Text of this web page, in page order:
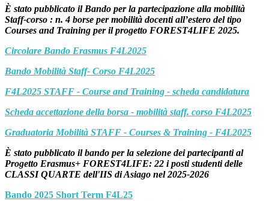
È stato pubblicato il Bando per la partecipazione alla mobilità
Staff-corso : n. 4 borse per mobilità docenti all’estero del tipo
Courses and Training per il progetto FOREST4LIFE 2025.
Circolare Bando Erasmus F4L2025
Bando Mobilità Staff- Corso F4L2025
F4L2025 STAFF - Course and Training - scheda candidatura
Scheda accettazione della borsa - mobilità staff. corso F4L2025
Graduatoria Mobilità STAFF - Courses & Training - F4L2025
È stato pubblicato il bando per la selezione dei partecipanti al
Progetto Erasmus+ FOREST4LIFE: 22 i posti studenti delle
CLASSI QUARTE dell'IIS di Asiago nel 2025-2026
Bando 2025 Short Term F4L25